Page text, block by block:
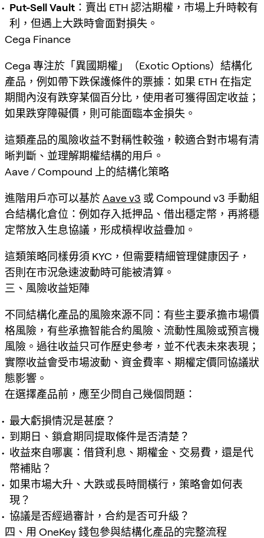
Put-Sell Vault ：賣出 ETH 認沽期權，市場上升時較有
利，但遇上大跌時會面對損失。
Cega Finance
Cega 專注於「異國期權」（Exotic Options）結構化
產品，例如帶下跌保護條件的票據：如果 ETH 在指定
期間內沒有跌穿某個百分比，使用者可獲得固定收益；
如果跌穿障礙價，則可能面臨本金損失。
這類產品的風險收益不對稱性較強，較適合對市場有清
晰判斷、並理解期權結構的用戶。
Aave / Compound 上的結構化策略
進階用戶亦可以基於Aave v3 或 Compound v3 手動組
合結構化倉位：例如存入抵押品、借出穩定幣，再將穩
定幣放入生息協議，形成槓桿收益疊加。
這類策略同樣毋須 KYC，但需要精細管理健康因子，
否則在市況急速波動時可能被清算。
三、風險收益矩陣
不同結構化產品的風險來源不同：有些主要承擔市場價
格風險，有些承擔智能合約風險、流動性風險或預言機
風險。過往收益只可作歷史參考，並不代表未來表現；
實際收益會受市場波動、資金費率、期權定價同協議狀
態影響。
在選擇產品前，應至少問自己幾個問題：
最大虧損情況是甚麼？
到期日、鎖倉期同提取條件是否清楚？
收益來自哪裏：借貸利息、期權金、交易費，還是代
幣補貼？
如果市場大升、大跌或長時間橫行，策略會如何表
現？
協議是否經過審計，合約是否可升級？
四、用 OneKey 錢包參與結構化產品的完整流程